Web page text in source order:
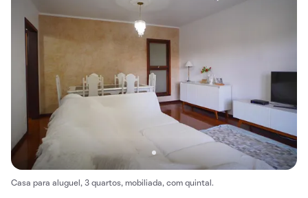
Casa para aluguel, 3 quartos, mobiliada, com quintal.